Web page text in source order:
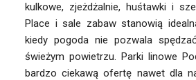
kulkowe, zjeżdżalnie, huśtawki i
Place i sale zabaw stanowią
kiedy pogoda nie pozwala
świeżym powietrzu. Parki linowe
bardzo ciekawą ofertę nawet dla